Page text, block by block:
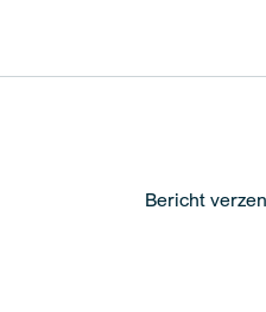
Bericht